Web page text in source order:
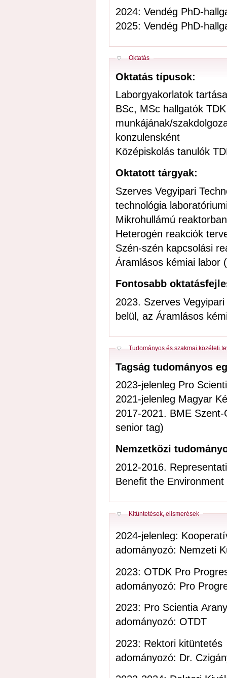
2024: Vendég PhD-
2025: Vendég PhD-
Elrejt
Oktatás
Oktatás típusok:
Laborgyakorlatok
BSc, MSc hallgatók TDK
munkájának/
konzulensként
Középiskolás tanulók
Oktatott tárgyak:
Szerves Vegyipari
technológia
Mikrohullámú
Heterogén reakciók
Szén-szén kapcsolási
Áramlásos kémiai labor
Fontosabb
2023. Szerves
belül, az Áramlásos
Elrejt
Tudományos és szakmai közéleti
Tagság tudományos
2023-jelenleg Pro
2021-jelenleg Magyar
2017-2021. BME
senior tag)
Nemzetközi
2012-2016.
Benefit the
Elrejt
Kitüntetések, elismerések
2024-jelenleg:
adományozó: Nemzeti
2023: OTDK Pro
adományozó: Pro
2023: Pro Scientia
adományozó: OTDT
2023: Rektori kitüntetés
adományozó: Dr.